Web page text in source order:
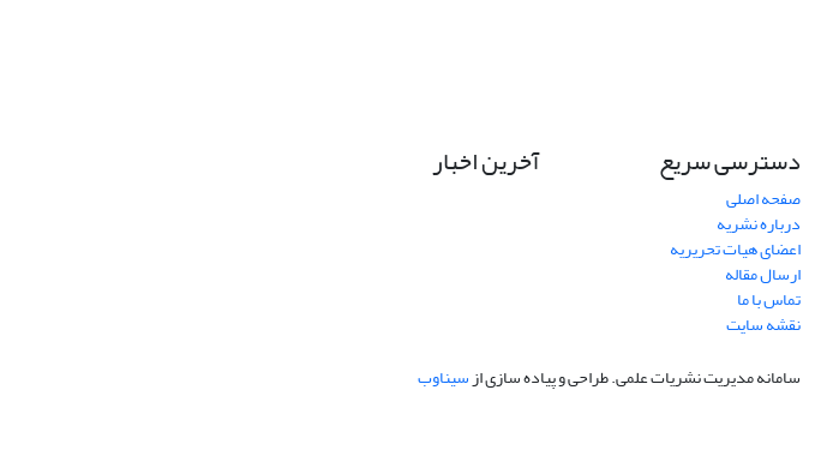
دسترسی سریع
صفحه اصلی
درباره نشریه
اعضای هیات تحریریه
ارسال مقاله
تماس با ما
نقشه سایت
آخرین اخبار
سامانه مدیریت نشریات علمی.طراحی و پیاده سازی ازسیناوب